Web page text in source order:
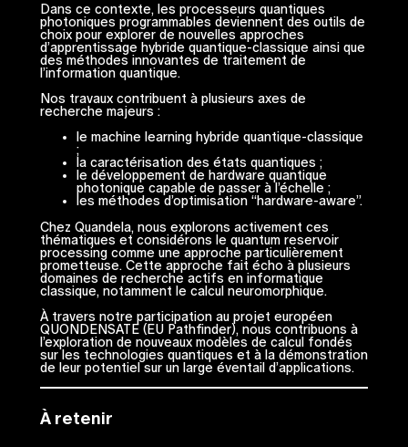
Dans ce contexte, les processeurs quantiques
photoniques programmables deviennent des outils de
choix pour explorer de nouvelles approches
d’apprentissage hybride quantique-classique ainsi que
des méthodes innovantes de traitement de
l’information quantique.
Nos travaux contribuent à plusieurs axes de
recherche majeurs :
le machine learning hybride quantique-classique
;
la caractérisation des états quantiques ;
le développement de hardware quantique
photonique capable de passer à l’échelle ;
les méthodes d’optimisation “hardware-aware”.
Chez Quandela, nous explorons activement ces
thématiques et considérons le quantum reservoir
processing comme une approche particulièrement
prometteuse. Cette approche fait écho à plusieurs
domaines de recherche actifs en informatique
classique, notamment le calcul neuromorphique.
À travers notre participation au projet européen
QUONDENSATE (EU Pathfinder), nous contribuons à
l’exploration de nouveaux modèles de calcul fondés
sur les technologies quantiques et à la démonstration
de leur potentiel sur un large éventail d’applications.
À retenir